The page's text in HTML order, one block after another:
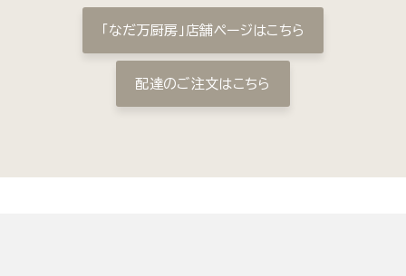
「なだ万厨房」店舗ページはこちら
配達のご注文はこちら